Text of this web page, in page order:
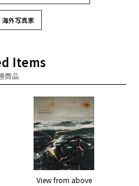
海外写真家
Items
商品
View from above